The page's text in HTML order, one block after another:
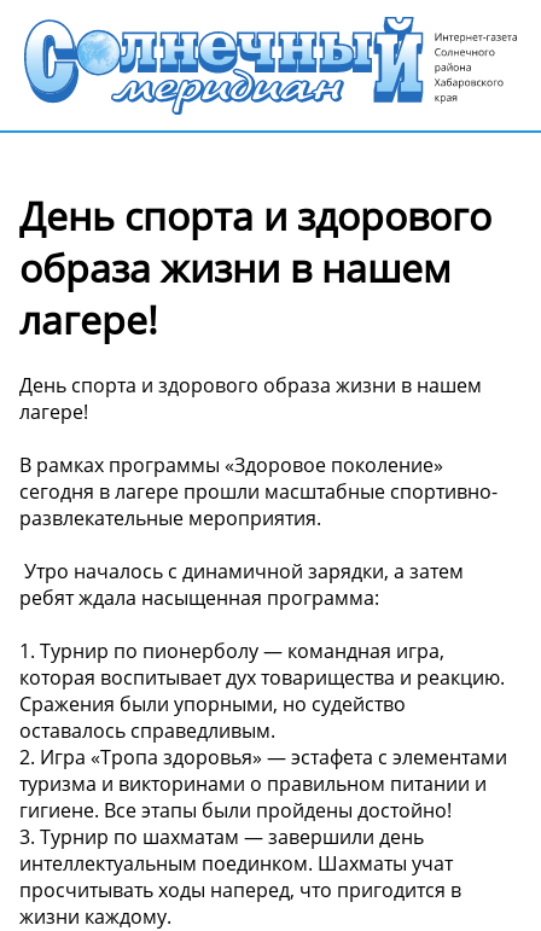
День спорта и здорового
образа жизни в нашем
лагере!
День спорта и здорового образа жизни в нашем
лагере!
В рамках программы «Здоровое поколение»
сегодня в лагере прошли масштабные спортивно-
развлекательные мероприятия.
️ Утро началось с динамичной зарядки, а затем
ребят ждала насыщенная программа:
1. Турнир по пионерболу — командная игра,
которая воспитывает дух товарищества и реакцию.
Сражения были упорными, но судейство
оставалось справедливым.
2. Игра «Тропа здоровья» — эстафета с элементами
туризма и викторинами о правильном питании и
гигиене. Все этапы были пройдены достойно!
3. Турнир по шахматам — завершили день
интеллектуальным поединком. Шахматы учат
просчитывать ходы наперед, что пригодится в
жизни каждому.